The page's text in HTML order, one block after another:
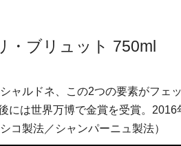
・ブリュット 750ml
ャルドネ、この2つの要素がフ
には世界万博で金賞を受賞。
コ製法／シャンパーニュ製法）